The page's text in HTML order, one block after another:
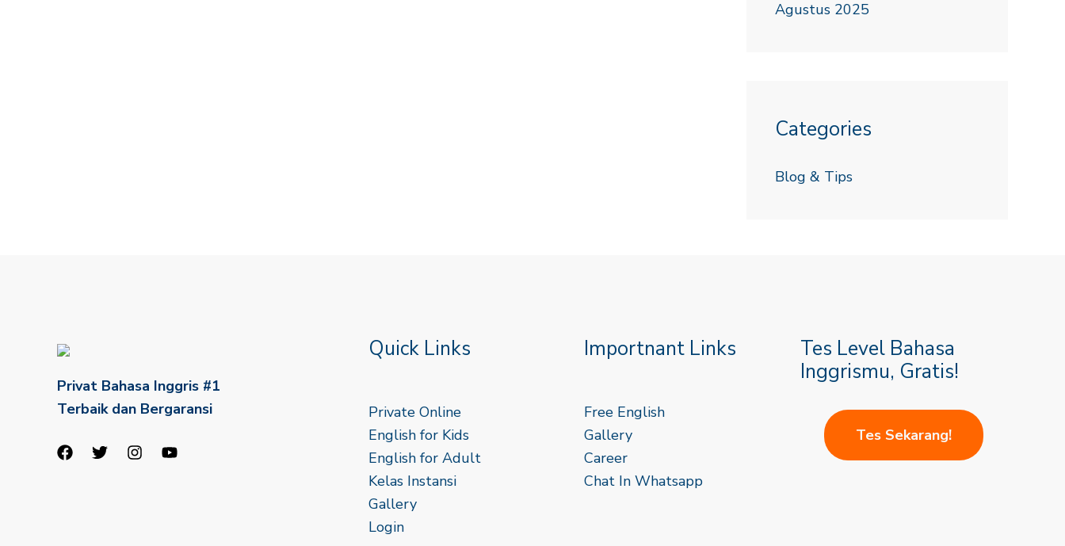
Agustus 2025
Categories
Blog & Tips
Privat Bahasa Inggris #1
Terbaik dan Bergaransi
Quick Links
Private Online
English for Kids
English for Adult
Kelas Instansi
Gallery
Login
Importnant Links
Free English
Gallery
Career
Chat In Whatsapp
Tes Level Bahasa
Inggrismu, Gratis!
Tes Sekarang!